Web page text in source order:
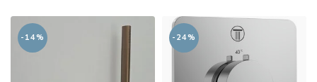
-14% -24%